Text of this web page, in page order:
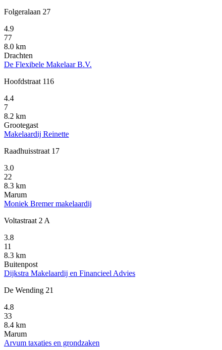
Folgeralaan 27
4.9
77
8.0 km
Drachten
De Flexibele Makelaar B.V.
Hoofdstraat 116
4.4
7
8.2 km
Grootegast
Makelaardij Reinette
Raadhuisstraat 17
3.0
22
8.3 km
Marum
Moniek Bremer makelaardij
Voltastraat 2 A
3.8
11
8.3 km
Buitenpost
Dijkstra Makelaardij en Financieel Advies
De Wending 21
4.8
33
8.4 km
Marum
Arvum taxaties en grondzaken